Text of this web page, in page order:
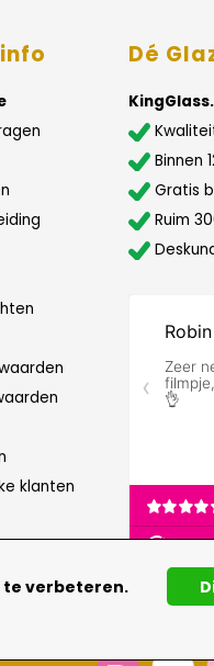
klanten
Dé
Binnen
Gratis
Ruim
te verbeteren.